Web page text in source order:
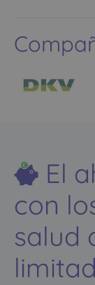
El
con
salud